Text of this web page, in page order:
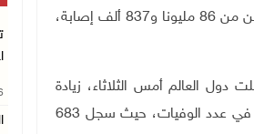
الوفيات جراء الفيروس بلغ نحو مليون و876 ألف وفاة، فيما تقترب حصيلة المصابين من 86 مليونا و837 ألف إصابة،
العالم، وسجلت دول العالم أمس الثلاثاء، زيادة
ملموسة مقارنة باليوم الذي سبقه، في عدد الاصابات الجديدة المكتشفة، وكذلك في عدد الوفيات، حيث سجل 683